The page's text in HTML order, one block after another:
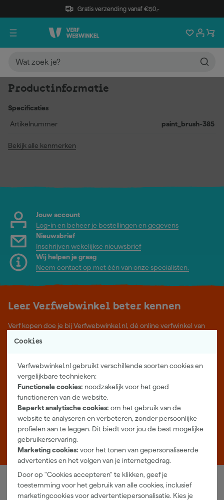
Gratis verzending vanaf €50,-
Cookies
Verfwebwinkel.nl gebruikt verschillende soorten cookies en
vergelijkbare technieken:
Functionele cookies: noodzakelijk voor het goed
functioneren van de website.
Beperkt analytische cookies: om het gebruik van de
website te analyseren en verbeteren, zonder persoonlijke
profielen aan te leggen. Dit biedt voor jou de best mogelijke
gebruikerservaring.
Marketing cookies: voor het tonen van gepersonaliseerde
advertenties en het volgen van je internetgedrag.
Door op "Cookies accepteren" te klikken, geef je
toestemming voor het gebruik van alle cookies, inclusief
marketingcookies voor advertentiepersonalisatie. Kies je
Productinformatie
Specificaties
Artikelnummer
paint_brush-385
Bekijk alle kenmerken
Jouw account
Log-in en beheer je bestellingen en gegevens
Nieuwsbrief
Inschrijven wekelijkse nieuwsbrief
Wij helpen je graag
Neem contact op met één van onze specialisten.
Leer Verfwebwinkel beter kennen
Verf kopen doe je bij Verfwebwinkel.nl, dé online verfwinkel van
Nederland. Voordelige verf van topkwaliteit en gratis deskundig
Meer over ons
Showroom in Tilburg
Openingstijden
Maandag t/m vrijdag 08:00 - 18:00
Zaterdag 08:00 - 16:00
Zevenheuvelenweg 25
5048 AN Tilburg
Verfwebwinkel